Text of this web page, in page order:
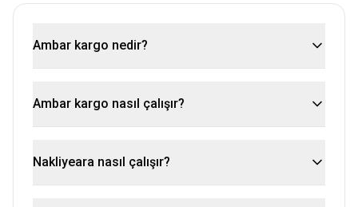
Ambar kargo nedir?
Ambar kargo nasıl çalışır?
Nakliyeara nasıl çalışır?